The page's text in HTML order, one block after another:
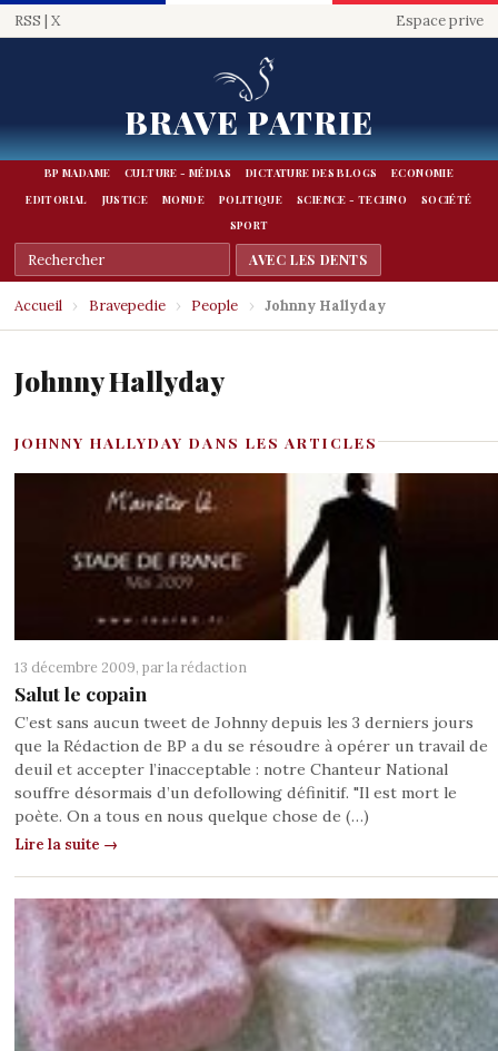
RSS | X Espace prive
BRAVE PATRIE
BP MADAME CULTURE - MÉDIAS DICTATURE DES BLOGS
ECONOMIE
EDITORIAL
JUSTICE MONDE POLITIQUE SCIENCE - TECHNO
SOCIÉTÉ
SPORT
Accueil › Bravepedie › People › Johnny Hallyday
Johnny Hallyday
JOHNNY HALLYDAY DANS LES ARTICLES
13 décembre 2009, parla rédaction
Salut le copain
C’est sans aucun tweet de Johnny depuis les 3 derniers jours
que la Rédaction de BP a du se résoudre à opérer un travail de
deuil et accepter l’inacceptable : notre Chanteur National
souffre désormais d’un defollowing définitif. "Il est mort le
poète. On a tous en nous quelque chose de (…)
Lire la suite →